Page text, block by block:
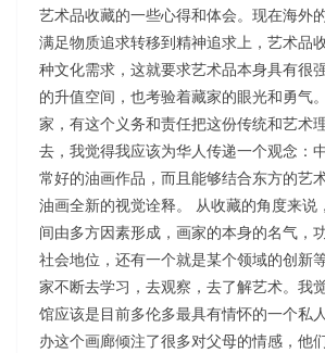
艺术品收藏的一些心得和体会。现在海外
满足物质追求转移到精神追求上，艺术品
种文化需求，这就要求艺术品本身具有很
的升值空间，也考验着藏家的眼光和勇气
家，有这个义务和责任把这份传统和艺术
去，我觉得我应该为华人传递一个观念：
常好的油画作品，而且能够结合东方的艺
油画全新的视觉诠释。 从收藏的角度来说
间由多方因素形成，画家的本身的名气，
社会地位，还有一个就是某个领域的创新
家不断去学习，去观察，去了解艺术。我
馆应该是目前多伦多最具有情怀的一个私
办这个画廊倾注了很多对父母的情感，他